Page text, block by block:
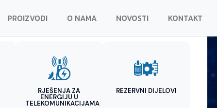
PROIZVODI O NAMA NOVOSTI KONTAKT
RJEŠENJA ZA
ENERGIJU U
TELEKOMUNIKACIJAMA
REZERVNI DIJELOVI